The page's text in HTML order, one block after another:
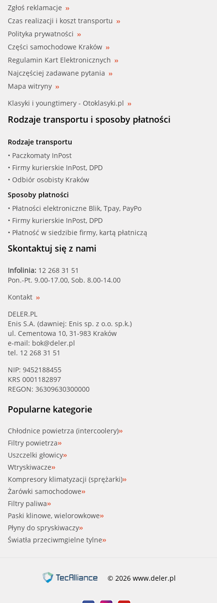
Zgłoś reklamacje
Czas realizacji i koszt transportu
Polityka prywatności
Części samochodowe Kraków
Regulamin Kart Elektronicznych
Najczęściej zadawane pytania
Mapa witryny
Klasyki i youngtimery - Otoklasyki.pl
Rodzaje transportu i sposoby płatności
Rodzaje transportu
• Paczkomaty InPost
• Firmy kurierskie InPost, DPD
• Odbiór osobisty Kraków
Sposoby płatności
• Płatności elektroniczne Blik, Tpay, PayPo
• Firmy kurierskie InPost, DPD
• Płatność w siedzibie firmy, kartą płatniczą
Skontaktuj się z nami
Infolinia: 12 268 31 51
Pon.-Pt. 9.00-17.00, Sob. 8.00-14.00
Kontakt
DELER.PL
Enis S.A. (dawniej: Enis sp. z o.o. sp.k.)
ul. Cementowa 10, 31-983 Kraków
e-mail: bok@deler.pl
tel. 12 268 31 51
NIP: 9452188455
KRS 0001182897
REGON: 36309630300000
Popularne kategorie
Chłodnice powietrza (intercoolery)
Filtry powietrza
Uszczelki głowicy
Wtryskiwacze
Kompresory klimatyzacji (sprężarki)
Żarówki samochodowe
Filtry paliwa
Paski klinowe, wielorowkowe
Płyny do spryskiwaczy
Światła przeciwmgielne tylne
© 2026 www.deler.pl